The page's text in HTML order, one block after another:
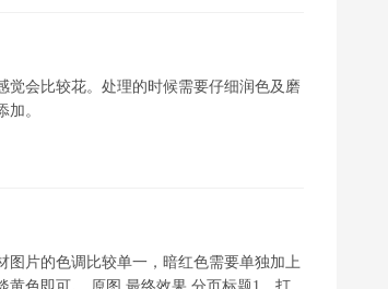
会比较花。处理的时候需要仔细润色及磨
。
图片的色调比较单一，暗红色需要单独加上